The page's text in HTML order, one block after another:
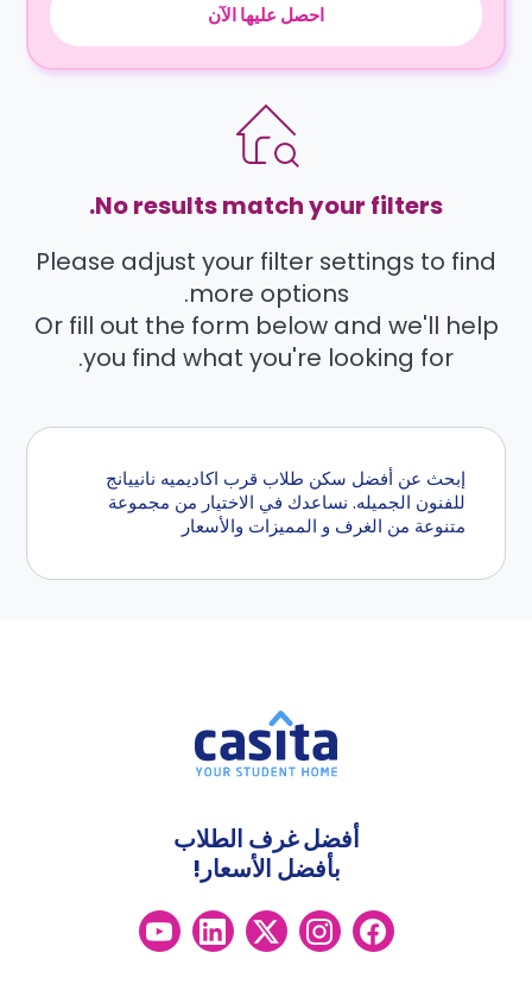
احصل عليها الآن
No results match your filters.
Please adjust your filter settings to find
more options.
Or fill out the form below and we'll help
you find what you're looking for.
إبحث عن أفضل سكن طلاب قرب اكاديميه نانييانج
للفنون الجميله. نساعدك في الاختيار من مجموعة
متنوعة من الغرف و المميزات والأسعار
أفضل غرف الطلاب
بأفضل الأسعار!